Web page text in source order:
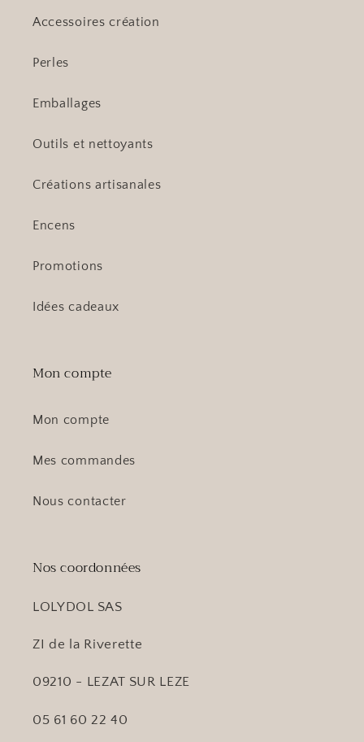
Accessoires création
Perles
Emballages
Outils et nettoyants
Créations artisanales
Encens
Promotions
Idées cadeaux
Mon compte
Mon compte
Mes commandes
Nous contacter
Nos coordonnées
LOLYDOL SAS
ZI de la Riverette
09210 - LEZAT SUR LEZE
05 61 60 22 40